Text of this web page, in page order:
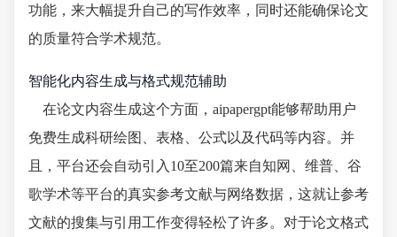
功能，来大幅提升自己的写作效率，同时还能确保论文
的质量符合学术规范。
智能化内容生成与格式规范辅助
在论文内容生成这个方面，aipapergpt能够帮助用户
免费生成科研绘图、表格、公式以及代码等内容。并
且，平台还会自动引入10至200篇来自知网、维普、谷
歌学术等平台的真实参考文献与网络数据，这就让参考
文献的搜集与引用工作变得轻松了许多。对于论文格式